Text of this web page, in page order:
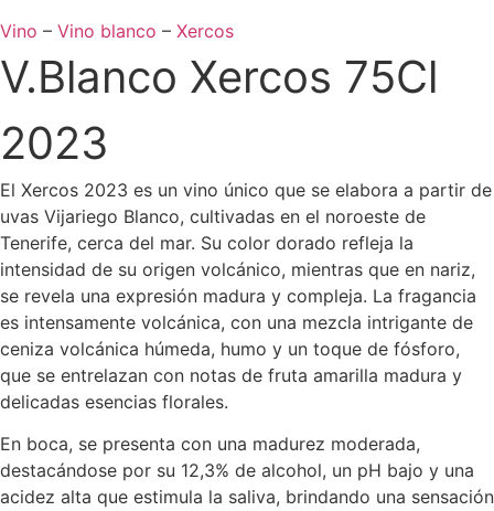
Vino – Vino blanco – Xercos
V.Blanco Xercos 75Cl
2023
El Xercos 2023 es un vino único que se elabora a partir de
uvas Vijariego Blanco, cultivadas en el noroeste de
Tenerife, cerca del mar. Su color dorado refleja la
intensidad de su origen volcánico, mientras que en nariz,
se revela una expresión madura y compleja. La fragancia
es intensamente volcánica, con una mezcla intrigante de
ceniza volcánica húmeda, humo y un toque de fósforo,
que se entrelazan con notas de fruta amarilla madura y
delicadas esencias florales.
En boca, se presenta con una madurez moderada,
destacándose por su 12,3% de alcohol, un pH bajo y una
acidez alta que estimula la saliva, brindando una sensación